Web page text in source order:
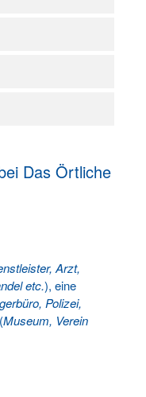
Das Örtliche
Arzt,
etc.), eine
Polizei,
(Museum, Verein